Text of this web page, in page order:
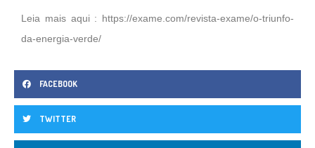
Leia mais aqui : https://exame.com/revista-exame/o-triunfo-
da-energia-verde/
FACEBOOK
TWITTER